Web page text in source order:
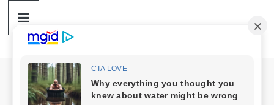
content
ดวง
ราศี
เงิน